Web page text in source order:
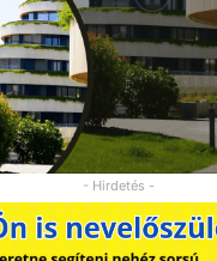
- Hirdetés -